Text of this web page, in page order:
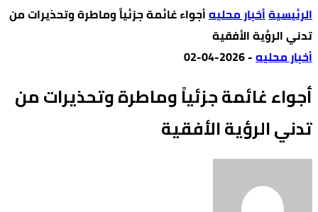
‫الرئيسية‬أخبار محليهأجواء غائمة جزئياً وماطرة وتحذيرات من
تدني الرؤية الأفقية
أخبار محليه-
2026-04-02
أجواء غائمة جزئياً وماطرة وتحذيرات من
تدني الرؤية الأفقية